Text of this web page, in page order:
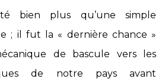
bien plus qu’une simple
; il fut la « dernière chance »
de bascule vers les
de notre pays avant